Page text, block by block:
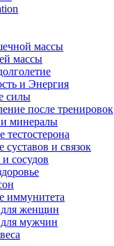
массы
массы
и Энергия
силы
после тренировок
минералы
суставов и связок
сосудов
иммунитета
женщин
мужчин